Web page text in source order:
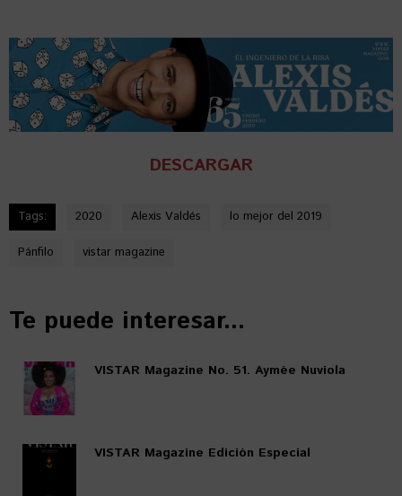
DESCARGAR
Tags: 2020 Alexis Valdés lo mejor del 2019
Pánfilo vistar magazine
Te puede interesar...
VISTAR Magazine No. 51. Aymée Nuviola
VISTAR Magazine Edición Especial